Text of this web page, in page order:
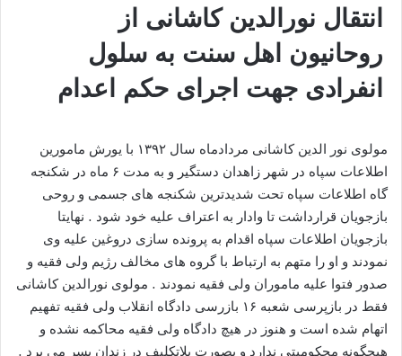
انتقال نورالدین کاشانی از
روحانیون اهل سنت به سلول
انفرادی جهت اجرای حکم اعدام
مولوی نور الدین کاشانی مردادماه سال ۱۳۹۲ با یورش مامورین
اطلاعات سپاه در شهر زاهدان دستگیر و به مدت ۶ ماه در شکنجه
گاه اطلاعات سپاه تحت شدیدترین شکنجه های جسمی و روحی
بازجویان قرارداشت تا وادار به اعتراف علیه خود شود . نهایتا
بازجویان اطلاعات سپاه اقدام به پرونده سازی دروغین علیه وی
نمودند و او را متهم به ارتباط با گروه های مخالف رژیم ولی فقیه و
صدور فتوا علیه ماموران ولی فقیه نمودند . مولوی نورالدین کاشانی
فقط در بازپرسی شعبه ۱۶ بازرسی دادگاه انقلاب ولی فقیه تفهیم
اتهام شده است و هنوز در هیچ دادگاه ولی فقیه محاکمه نشده و
هیچگونه محکومیتی ندارد و بصورت بلاتکلیف در زندان بسر می برد .